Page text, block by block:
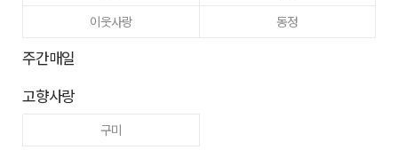
이웃사랑
동정
주간매일
고향사랑
구미